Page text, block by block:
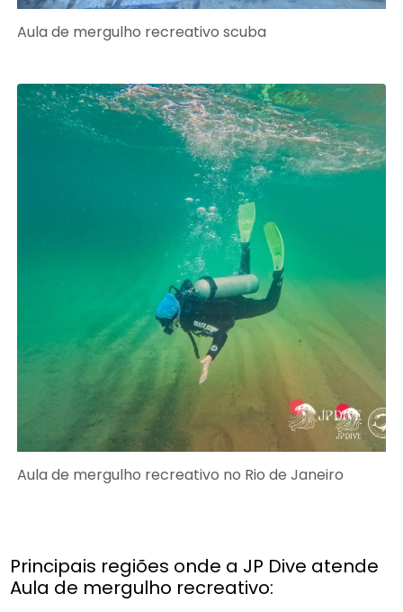
Aula de mergulho recreativo scuba
Aula de mergulho recreativo no Rio de Janeiro
Principais regiões onde a JP Dive atende
Aula de mergulho recreativo: